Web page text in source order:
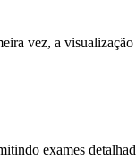
vez, a
exames